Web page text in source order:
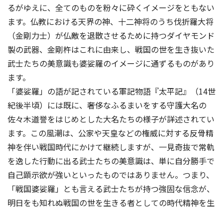
るがゆえに、全てのものを粉々に砕くイメージをともない
ます。仏教における天界の神、十二神将のうち伐折羅大将
（金剛力士）が仏敵を退散させるために持つダイヤモンド
製の武器、金剛杵はこれに由来し、戦国の世を生き抜いた
武士たちの美意識も婆娑羅のイメージに通ずるものがあり
ます。
「婆娑羅」の語が記されている軍記物語『太平記』（14世
紀後半頃）には既に、奢侈なふるまいをする守護大名の
佐々木道誉をはじめとした大名たちの様子が詳述されてい
ます。この風潮は、公家や天皇などの権威に対する反骨精
神を伴い戦国時代にかけて継続しますが、一見奇抜で常軌
を逸した行動に出る武士たちの美意識は、単に自分勝手で
自己顕示欲が強いといったものではありません。つまり、
「戦国婆娑羅」とも言える武士たちが持つ強固な信念が、
明日をも知れぬ戦国の世を生きる者としての時代精神を生